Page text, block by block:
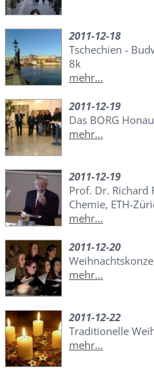
2011-12-18
Tschechien -
8k
mehr...
2011-12-19
Das BORG
mehr...
2011-12-19
Prof. Dr. Richard
Chemie, ETH-
mehr...
2011-12-20
mehr...
2011-12-22
Traditionelle
mehr...